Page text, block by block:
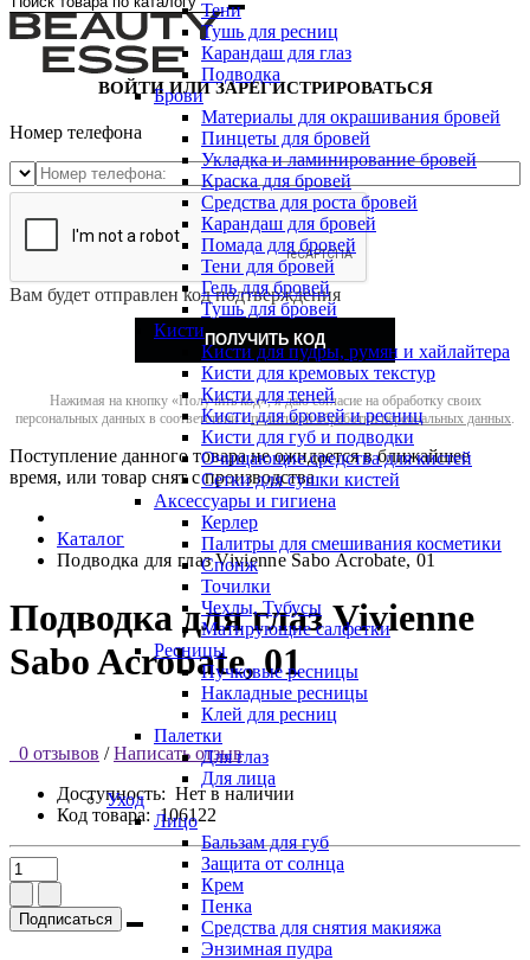
Тени
Тушь для ресниц
Карандаш для глаз
Подводка
Брови
Материалы для окрашивания бровей
Пинцеты для бровей
Укладка и ламинирование бровей
Краска для бровей
Средства для роста бровей
Карандаш для бровей
Помада для бровей
Тени для бровей
Гель для бровей
Тушь для бровей
Кисти
Кисти для пудры, румян и хайлайтера
Кисти для кремовых текстур
Кисти для теней
Кисти для бровей и ресниц
Кисти для губ и подводки
Очищающие средства для кистей
Сетки для сушки кистей
Аксессуары и гигиена
Керлер
Палитры для смешивания косметики
Спонж
Точилки
Чехлы, Тубусы
Матирующие салфетки
Ресницы
Пучковые ресницы
Накладные ресницы
Клей для ресниц
Палетки
Для глаз
Для лица
Уход
Лицо
Бальзам для губ
Защита от солнца
Крем
Пенка
Средства для снятия макияжа
Энзимная пудра
ВОЙТИ ИЛИ ЗАРЕГИСТРИРОВАТЬСЯ
Номер телефона
Вам будет отправлен код подтверждения
ПОЛУЧИТЬ КОД
Нажимая на кнопку «Получить код», я даю согласие на обработку своих
персональных данных в соответствии сполитикой обработки персональных данных.
Поступление данного товара не ожидается в ближайшее
время, или товар снят с производства
Каталог
Подводка для глаз Vivienne Sabo Acrobate, 01
Подводка для глаз Vivienne
Sabo Acrobate, 01
0 отзывов / Написать отзыв
Доступность: Нет в наличии
Код товара: 106122
Подписаться